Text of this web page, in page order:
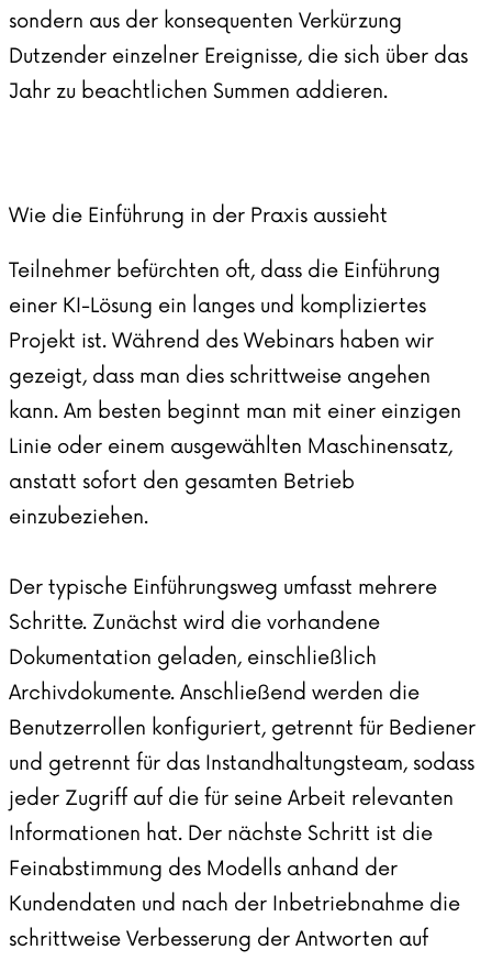
sondern aus der konsequenten Verkürzung
Dutzender einzelner Ereignisse, die sich über das
Jahr zu beachtlichen Summen addieren.
Wie die Einführung in der Praxis aussieht
Teilnehmer befürchten oft, dass die Einführung
einer KI-Lösung ein langes und kompliziertes
Projekt ist. Während des Webinars haben wir
gezeigt, dass man dies schrittweise angehen
kann. Am besten beginnt man mit einer einzigen
Linie oder einem ausgewählten Maschinensatz,
anstatt sofort den gesamten Betrieb
einzubeziehen.
Der typische Einführungsweg umfasst mehrere
Schritte. Zunächst wird die vorhandene
Dokumentation geladen, einschließlich
Archivdokumente. Anschließend werden die
Benutzerrollen konfiguriert, getrennt für Bediener
und getrennt für das Instandhaltungsteam, sodass
jeder Zugriff auf die für seine Arbeit relevanten
Informationen hat. Der nächste Schritt ist die
Feinabstimmung des Modells anhand der
Kundendaten und nach der Inbetriebnahme die
schrittweise Verbesserung der Antworten auf